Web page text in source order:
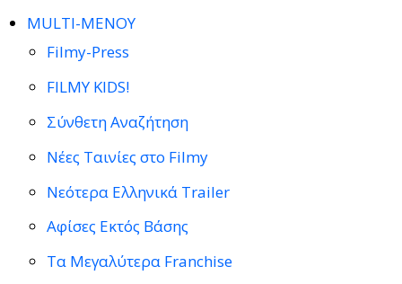
MULTI-ΜΕΝΟΥ
Filmy-Press
FILMY KIDS!
Σύνθετη Αναζήτηση
Νέες Ταινίες στο Filmy
Νεότερα Ελληνικά Trailer
Αφίσες Εκτός Βάσης
Τα Μεγαλύτερα Franchise